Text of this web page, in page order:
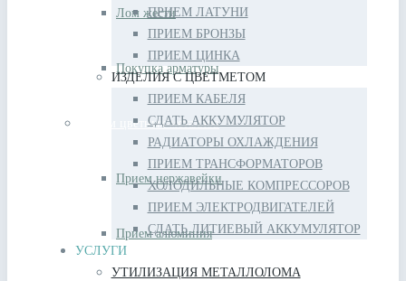
Лом жести
Покупка арматуры
Прием цветных металлов
Прием нержавейки
Прием алюминия
ПРИЕМ ЛАТУНИ
ПРИЕМ БРОНЗЫ
ПРИЕМ ЦИНКА
ИЗДЕЛИЯ С ЦВЕТМЕТОМ
ПРИЕМ КАБЕЛЯ
СДАТЬ АККУМУЛЯТОР
РАДИАТОРЫ ОХЛАЖДЕНИЯ
ПРИЕМ ТРАНСФОРМАТОРОВ
ХОЛОДИЛЬНЫЕ КОМПРЕССОРОВ
ПРИЕМ ЭЛЕКТРОДВИГАТЕЛЕЙ
СДАТЬ ЛИТИЕВЫЙ АККУМУЛЯТОР
УСЛУГИ
УТИЛИЗАЦИЯ МЕТАЛЛОЛОМА